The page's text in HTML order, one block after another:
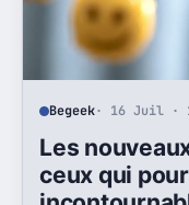
Begeek· 16 Juil ·
Les
ceux qui